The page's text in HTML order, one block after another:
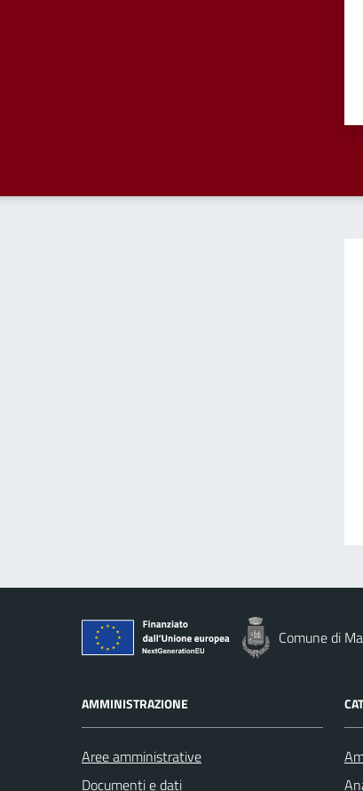
Comune di
AMMINISTRAZIONE
Aree amministrative
Documenti e dati